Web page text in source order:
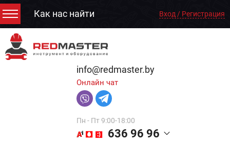
Как нас найти Вход / Регистрация
info@redmaster.by
Онлайн чат
Пн - Пт 9:00-18:00
636 96 96